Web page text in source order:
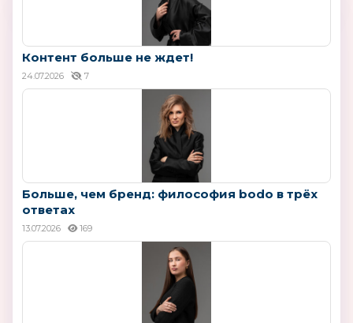
Контент больше не ждет!
24.07.2026 7
Больше, чем бренд: философия bodo в трёх
ответах
13.07.2026 169